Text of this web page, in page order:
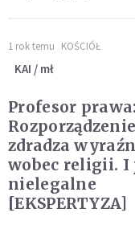
1 rok temu KOŚCIÓŁ
KAI / mł
Profesor prawa:
zdradza
wobec religii. I
nielegalne
[EKSPERTYZA]